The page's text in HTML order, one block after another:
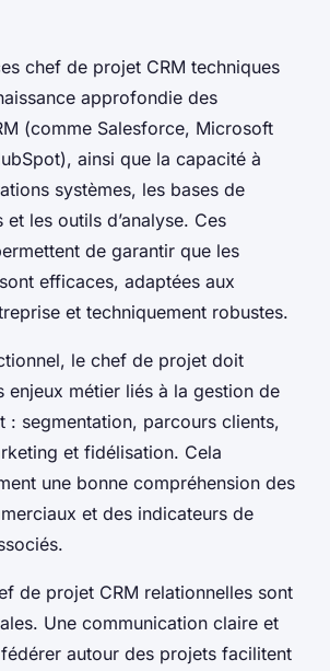
chef de projet CRM techniques
approfondie des
(comme Salesforce, Microsoft
ainsi que la capacité à
systèmes, les bases de
les outils d’analyse. Ces
de garantir que les
efficaces, adaptées aux
et techniquement robustes.
le chef de projet doit
enjeux métier liés à la gestion de
: segmentation, parcours clients,
et fidélisation. Cela
une bonne compréhension des
et des indicateurs de
de projet CRM relationnelles sont
Une communication claire et
autour des projets facilitent